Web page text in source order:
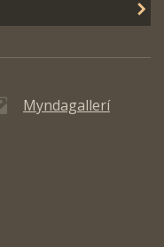
Myndagallerí